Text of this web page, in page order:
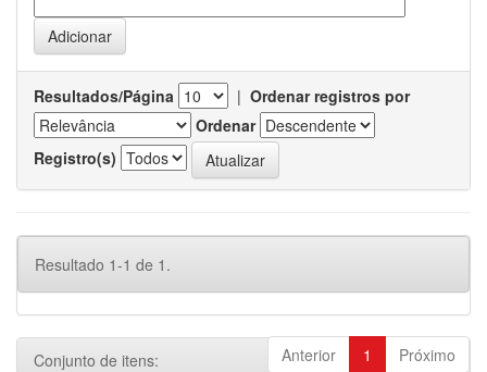
Resultados/Página | Ordenar registros por
Ordenar
Registro(s)
Resultado 1-1 de 1.
Anterior 1 Próximo
Conjunto de itens: